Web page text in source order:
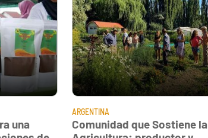
una
ARGENTINA
Comunidad que Sostiene la